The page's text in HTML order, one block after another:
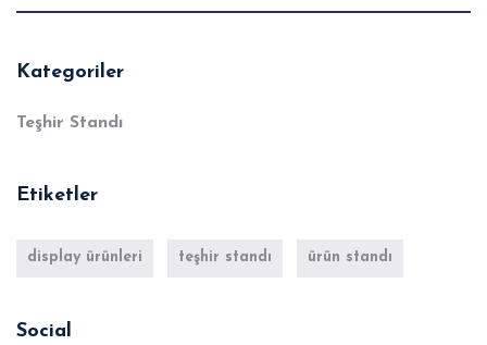
Kategoriler
Teşhir Standı
Etiketler
display ürünleri teşhir standı ürün standı
Social